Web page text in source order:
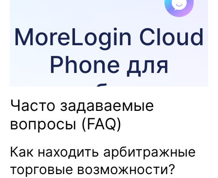
Часто задаваемые
вопросы (FAQ)
Как находить арбитражные
торговые возможности?